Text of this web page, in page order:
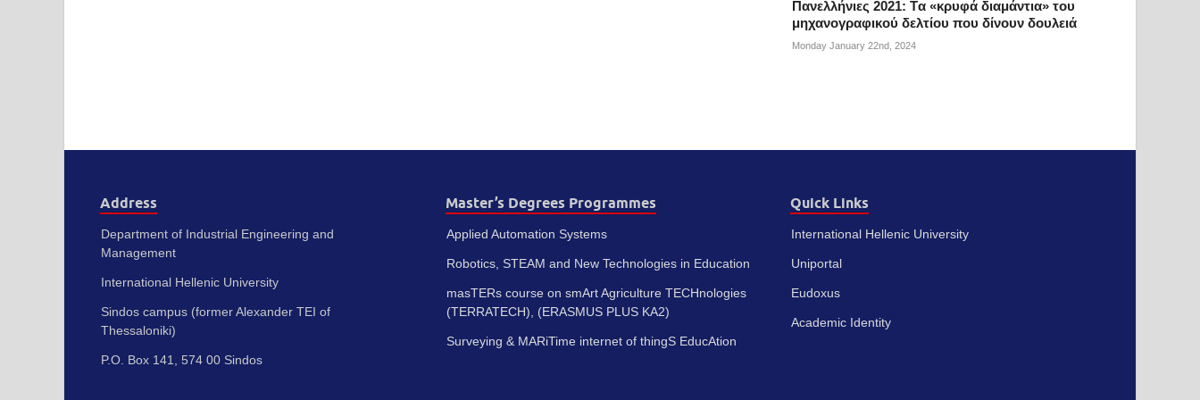
Πανελλήνιες 2021: Tα «κρυφά διαμάντια» του
μηχανογραφικού δελτίου που δίνουν δουλειά
Monday January 22nd, 2024
Address
Department of Industrial Engineering and
Management
International Hellenic University
Sindos campus (former Alexander TEI of
Thessaloniki)
P.O. Box 141, 574 00 Sindos
Master’s Degrees Programmes
Applied Automation Systems
Robotics, STEAM and New Technologies in Education
masTERs course on smArt Agriculture TECHnologies
(TERRATECH), (ERASMUS PLUS KA2)
Surveying & MARiTime internet of thingS EducAtion
Quick Links
International Hellenic University
Uniportal
Eudoxus
Academic Identity